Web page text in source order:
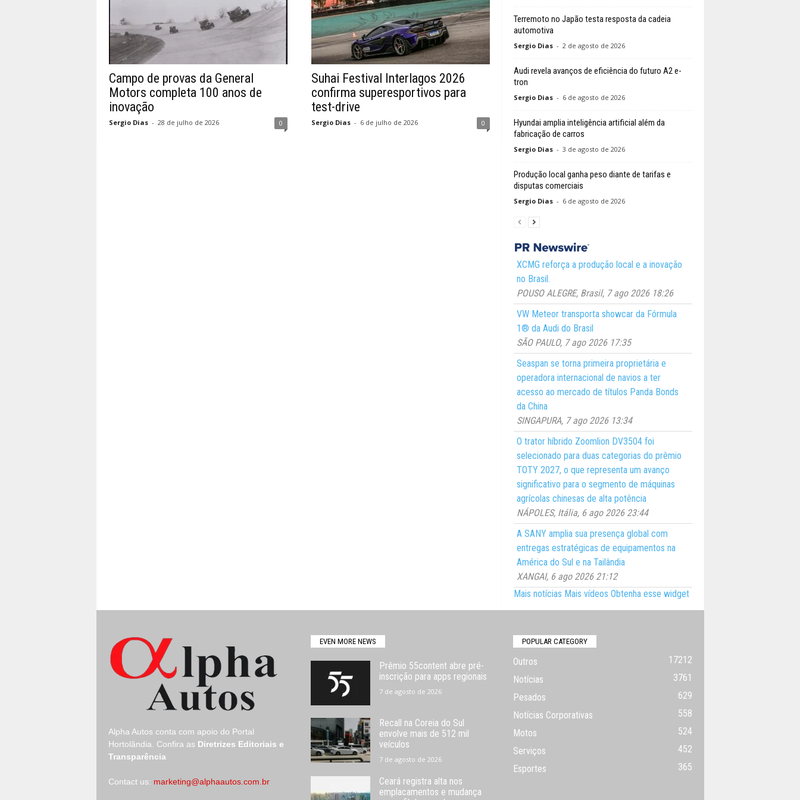
Campo de provas da General
Motors completa 100 anos de
inovação
Sergio Dias - 28 de julho de 2026 0
Suhai Festival Interlagos 2026
confirma superesportivos para
test-drive
Sergio Dias - 6 de julho de 2026 0
Terremoto no Japão testa resposta da cadeia
automotiva
Sergio Dias - 2 de agosto de 2026
Audi revela avanços de eficiência do futuro A2 e-
tron
Sergio Dias - 6 de agosto de 2026
Hyundai amplia inteligência artificial além da
fabricação de carros
Sergio Dias - 3 de agosto de 2026
Produção local ganha peso diante de tarifas e
disputas comerciais
Sergio Dias - 6 de agosto de 2026
XCMG reforça a produção local e a inovação
no Brasil.
POUSO ALEGRE, Brasil, 7 ago 2026 18:26
VW Meteor transporta showcar da Fórmula
1® da Audi do Brasil
SÃO PAULO, 7 ago 2026 17:35
Seaspan se torna primeira proprietária e
operadora internacional de navios a ter
acesso ao mercado de títulos Panda Bonds
da China
SINGAPURA, 7 ago 2026 13:34
O trator híbrido Zoomlion DV3504 foi
selecionado para duas categorias do prêmio
TOTY 2027, o que representa um avanço
significativo para o segmento de máquinas
agrícolas chinesas de alta potência
NÁPOLES, Itália, 6 ago 2026 23:44
A SANY amplia sua presença global com
entregas estratégicas de equipamentos na
América do Sul e na Tailândia
XANGAI, 6 ago 2026 21:12
Mais notícias Mais vídeos Obtenha esse widget
Alpha Autos conta com apoio do Portal
Hortolândia.
Confira as Diretrizes Editoriais e
Transparência
Contact us: marketing@alphaautos.com.br
EVEN MORE NEWS
Prêmio 55content abre pré-
inscrição para apps regionais
7 de agosto de 2026
Recall na Coreia do Sul
envolve mais de 512 mil
veículos
7 de agosto de 2026
Ceará registra alta nos
emplacamentos e mudança
POPULAR CATEGORY
Outros
17212
Notícias
3761
Pesados
629
Notícias Corporativas
558
Motos
524
Serviços
452
Esportes
365